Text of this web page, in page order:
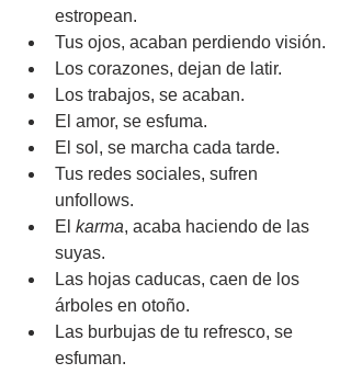
estropean.
Tus ojos, acaban perdiendo visión.
Los corazones, dejan de latir.
Los trabajos, se acaban.
El amor, se esfuma.
El sol, se marcha cada tarde.
Tus redes sociales, sufren
unfollows.
El karma, acaba haciendo de las
suyas.
Las hojas caducas, caen de los
árboles en otoño.
Las burbujas de tu refresco, se
esfuman.